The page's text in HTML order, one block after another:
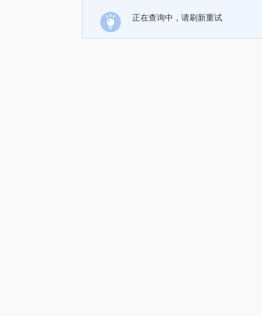
正在查询中，请刷新重试